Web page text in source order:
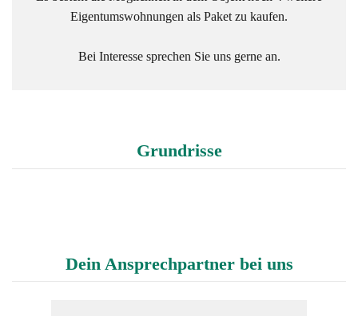
Eigentumswohnungen als Paket zu kaufen.
Bei Interesse sprechen Sie uns gerne an.
Grundrisse
Dein Ansprechpartner bei uns